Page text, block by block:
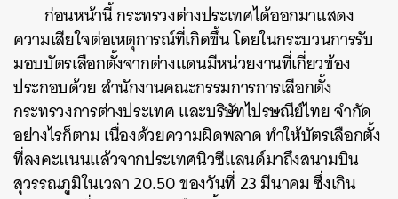
ก่อนหน้านี้ กระทรวงต่างประเทศได้ออกมาแสดง
ความเสียใจต่อเหตุการณ์ที่เกิดขึ้น โดยในกระบวนการรับ
มอบบัตรเลือกตั้งจากต่างแดนมีหน่วยงานที่เกี่ยวข้อง
ประกอบด้วย สำนักงานคณะกรรมการการเลือกตั้ง
กระทรวงการต่างประเทศ และบริษัทไปรษณีย์ไทย จำกัด
อย่างไรก็ตาม เนื่องด้วยความผิดพลาด ทำให้บัตรเลือกตั้ง
ที่ลงคะแนนแล้วจากประเทศนิวซีแลนด์มาถึงสนามบิน
สุวรรณภูมิในเวลา 20.50 ของวันที่ 23 มีนาคม ซึ่งเกิน